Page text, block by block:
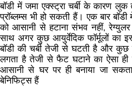
बॉडी में जमा एक्स्ट्रा चर्बी के कारण
प्रॉब्लम्स भी हो सकती हैं। एक बार बॉडी
को आसानी से हटाना संभव नहीं,
साथ अगर कुछ आयुर्वेदिक फॉर्मूलों का
बॉडी की चर्बी तेजी से घटती है और
लगता है तेजी से फैट घटाने का ऐसा ही
आसानी से घर पर ही बनाया जा
बेनिफिट्स हैं